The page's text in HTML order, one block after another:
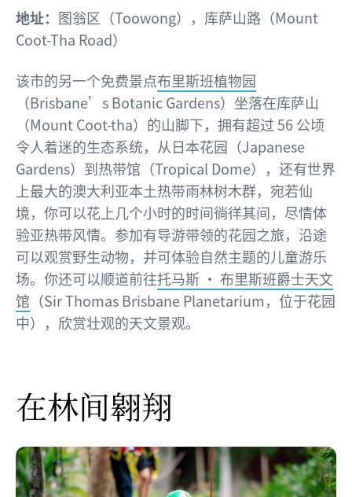
地址： 图翁区（Toowong），库萨山路（Mount
Coot-Tha Road）
该市的另一个免费景点布里斯班植物园
（Brisbane’s Botanic Gardens）坐落在库萨山
（Mount Coot-tha）的山脚下，拥有超过 56 公顷
令人着迷的生态系统，从日本花园（Japanese
Gardens）到热带馆（Tropical Dome），还有世界
上最大的澳大利亚本土热带雨林树木群，宛若仙
境，你可以花上几个小时的时间徜徉其间，尽情体
验亚热带风情。参加有导游带领的花园之旅，沿途
可以观赏野生动物，并可体验自然主题的儿童游乐
场。你还可以顺道前往托马斯 · 布里斯班爵士天文
馆 （Sir Thomas Brisbane Planetarium，位于花园
中），欣赏壮观的天文景观。
在林间翱翔